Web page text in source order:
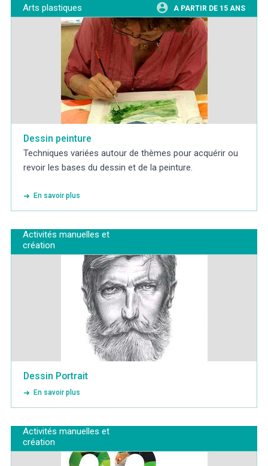
Arts plastiques A PARTIR DE 15 ANS
Dessin peinture
Techniques variées autour de thèmes pour acquérir ou
revoir les bases du dessin et de la peinture.
En savoir plus
Activités manuelles et
création
Dessin Portrait
En savoir plus
Activités manuelles et
création